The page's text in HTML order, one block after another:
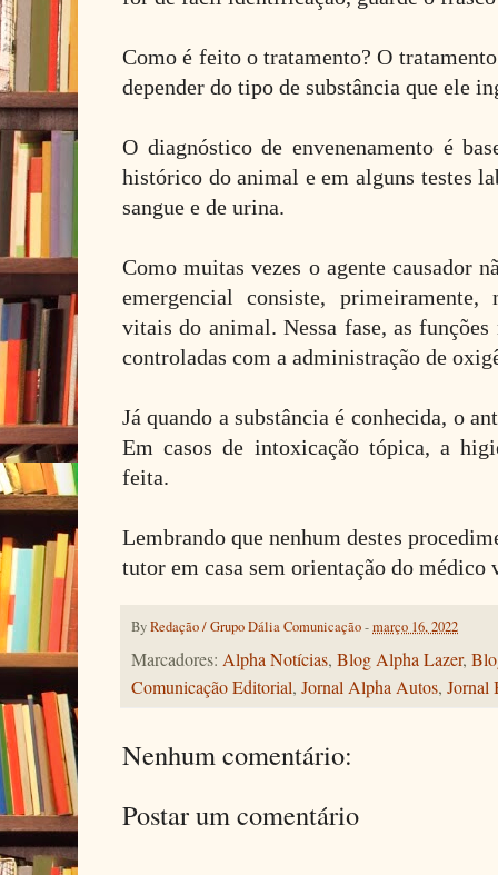
Como é feito o tratamento? O
depender do tipo de substância que ele
O diagnóstico de envenenamento é
histórico do animal e em alguns testes
sangue e de urina.
Como muitas vezes o agente causador
emergencial consiste,
vitais do animal. Nessa fase, as
controladas com a administração de
Já quando a substância é conhecida, o
Em casos de intoxicação tópica, a
feita.
Lembrando que nenhum destes
tutor em casa sem orientação do médico
ByRedação / Grupo Dália Comunicação-março 16, 2022
Marcadores: Alpha Notícias, Blog Alpha Lazer,
Comunicação Editorial, Jornal Alpha Autos, Jornal
Nenhum comentário:
Postar um comentário